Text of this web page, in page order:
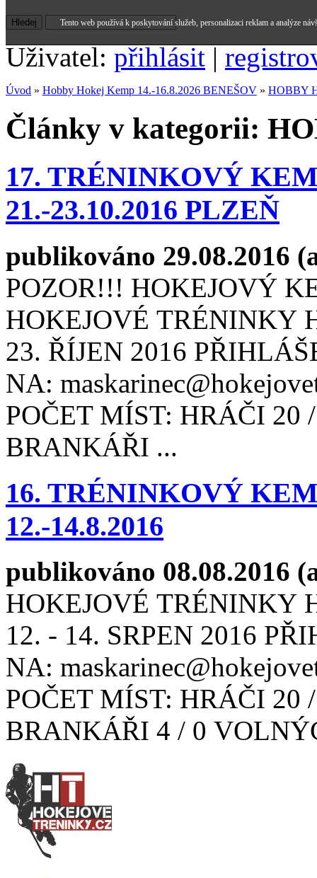
Uživatel: přihlásit |
Úvod » Hobby Hokej Kemp 14.-16.8.2026 BENEŠOV » HOBBY
Články v kategorii:
17. TRÉNINKOVÝ
21.-23.10.2016 PLZEŇ
publikováno 29.08.2016
POZOR!!! HOKEJOVÝ
HOKEJOVÉ TRÉNINKY
23. ŘÍJEN 2016
NA:
POČET MÍST: HRÁČI
BRANKÁŘI ...
16. TRÉNINKOVÝ
12.-14.8.2016
publikováno 08.08.2016
HOKEJOVÉ TRÉNINKY
12. - 14. SRPEN 2016
NA:
POČET MÍST: HRÁČI
BRANKÁŘI 4 / 0
Tento web používá k poskytování služeb, personalizaci reklam a analýze